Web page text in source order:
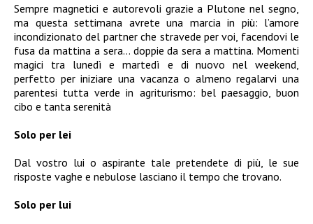
Sempre magnetici e autorevoli grazie a Plutone nel segno,
ma questa settimana avrete una marcia in più: l’amore
incondizionato del partner che stravede per voi, facendovi le
fusa da mattina a sera… doppie da sera a mattina. Momenti
magici tra lunedì e martedì e di nuovo nel weekend,
perfetto per iniziare una vacanza o almeno regalarvi una
parentesi tutta verde in agriturismo: bel paesaggio, buon
cibo e tanta serenità
Solo per lei
Dal vostro lui o aspirante tale pretendete di più, le sue
risposte vaghe e nebulose lasciano il tempo che trovano.
Solo per lui